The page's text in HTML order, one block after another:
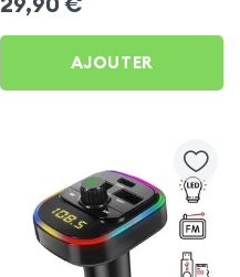
200 Lite
AJOUTER